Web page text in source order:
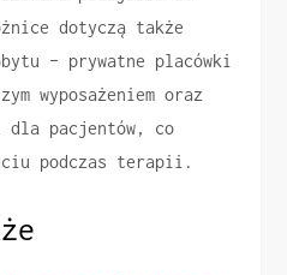
dotyczą także
– prywatne placówki
wyposażeniem oraz
dla pacjentów, co
podczas terapii.